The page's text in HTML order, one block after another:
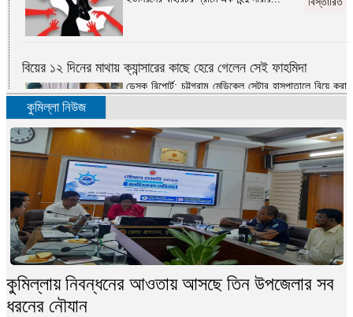
বিয়ের ১২ দিনের মাথায় ক্যান্সারের কাছে হেরে গেলেন সেই ফাহমিদা
ডেস্ক রিপোর্ট: চট্টগ্রাম মেডিকেল সেন্টার হাসপাতালে বিয়ে করা
এবার স্বাধীনতার সংগ্রাম
মোহাম্মদ ওমর ফারুক দেওয়ান: ‘এবার স্বাধীনতার
সংগ্রাম’-১৯৭১ সালের ৮ই মার্চের দৈনিক সংবাদ পত্রিকার...
বিস্তারিত
নিজ বাসায় বসে এইচএসসি পরীক্ষা দিলেন পৌর মেয়র !
ডেস্ক রিপোর্ট: শুক্রবার (২৪ ডিসেম্বর) নিজ বাসায় পরীক্ষার
কুমিল্লা নিউজ
কুমিল্লায় নিবন্ধনের আওতায় আসছে তিন উপজেলার সব
ধরনের নৌযান